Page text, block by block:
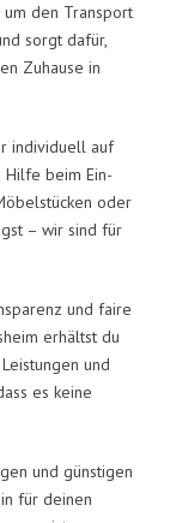
um den Transport
sorgt dafür,
Zuhause in
individuell auf
Hilfe beim Ein-
oder
– wir sind für
und faire
erhältst du
und
es keine
und günstigen
für deinen